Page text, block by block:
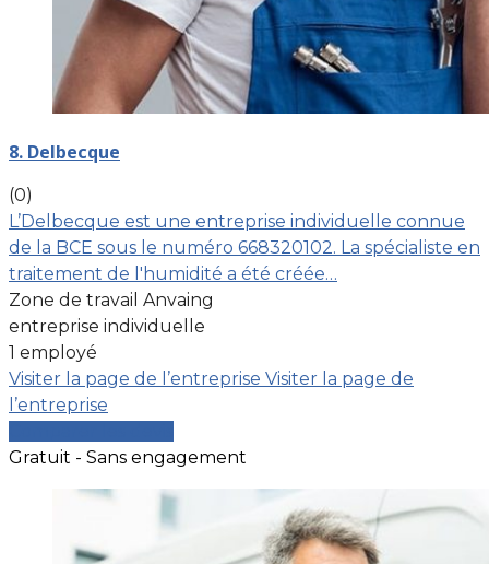
8. Delbecque
(0)
L’Delbecque est une entreprise individuelle connue
de la BCE sous le numéro 668320102. La spécialiste en
traitement de l'humidité a été créée…
Zone de travail Anvaing
entreprise individuelle
1 employé
Visiter la page de l’entreprise Visiter la page de
l’entreprise
Gratuit - Sans engagement